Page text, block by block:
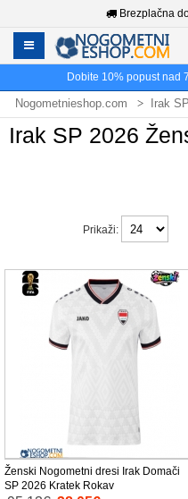
Brezplačna
Dobite 10% popust nad
Nogometnieshop.com Irak
Irak SP 2026
Prikaži:
Ženski Nogometni dresi Irak Domači
SP 2026 Kratek Rokav